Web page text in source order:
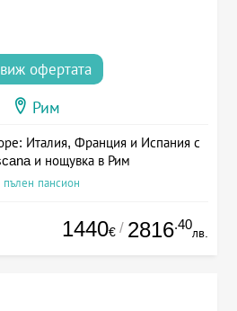
виж офертата
Рим
Италия, Франция и Испания с
и нощувка в Рим
пълен пансион
1440€ / 2816.40
лв.